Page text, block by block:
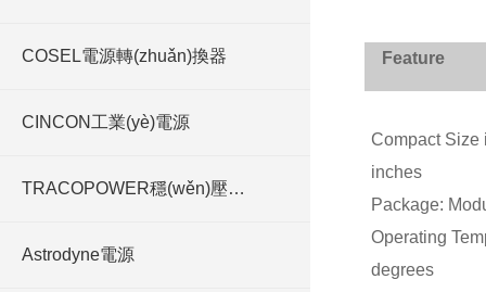
COSEL電源轉(zhuǎn)換器
CINCON工業(yè)電源
TRACOPOWER穩(wěn)壓電源
Astrodyne電源
Feature
Compact Size
inches
Package:
Operating
degrees